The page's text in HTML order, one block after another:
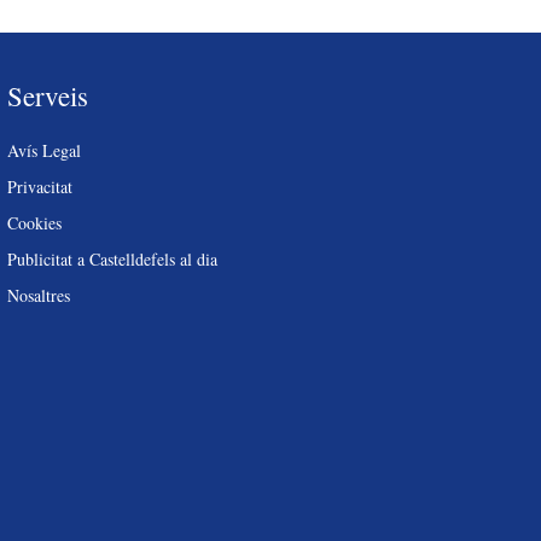
Serveis
Avís Legal
Privacitat
Cookies
Publicitat a Castelldefels al dia
Nosaltres